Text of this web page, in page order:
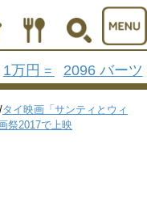
1万円 = 2096 バーツ
/タイ映画「サンティとウィ
祭2017で上映